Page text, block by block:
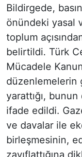
Bildirgede,
önündeki yasal
toplum
belirtildi. Türk
Mücadele
düzenlemelerin
yarattığı,
ifade edildi.
ve davalar ile
birleşmesinin,
zayıflattığına